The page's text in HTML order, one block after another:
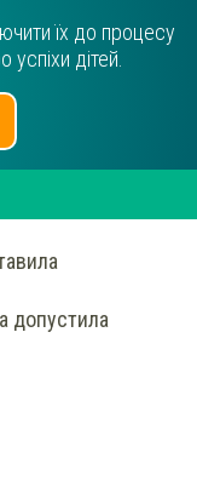
їх до процесу
дітей.
допустила